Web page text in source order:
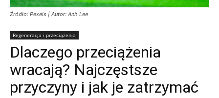
Źródło: Pexels | Autor: Anh Lee
Regeneracja i przeciążenia
Dlaczego przeciążenia
wracają? Najczęstsze
przyczyny i jak je zatrzymać